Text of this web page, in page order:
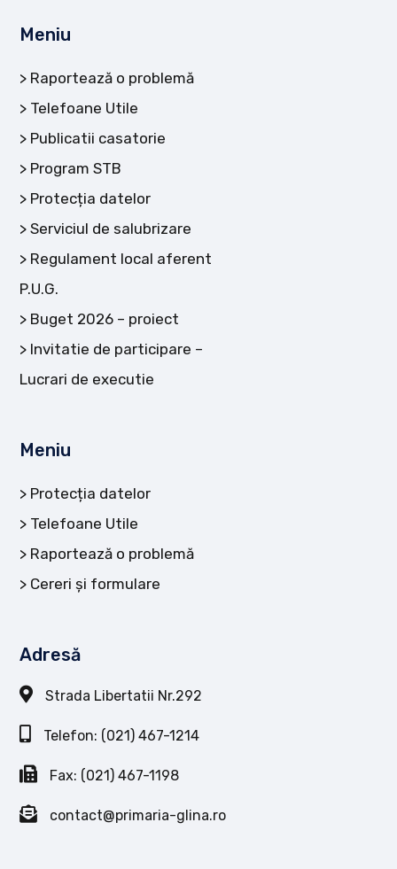
Meniu
Raportează o problemă
Telefoane Utile
Publicatii casatorie
Program STB
Protecția datelor
Serviciul de salubrizare
Regulament local aferent
P.U.G.
Buget 2026 – proiect
Invitatie de participare –
Lucrari de executie
Meniu
Protecția datelor
Telefoane Utile
Raportează o problemă
Cereri și formulare
Adresă
Strada Libertatii Nr.292
Telefon: (021) 467-1214
Fax: (021) 467-1198
contact@primaria-glina.ro